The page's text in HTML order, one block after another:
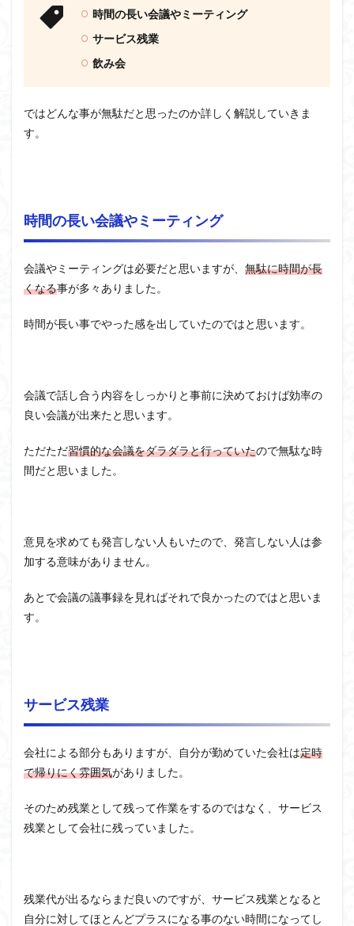
時間の長い会議やミーティング
サービス残業
飲み会
ではどんな事が無駄だと思ったのか詳しく解説していきま
す。
時間の長い会議やミーティング
会議やミーティングは必要だと思いますが、 無駄に時間が長
くなる事が多々ありました。
時間が長い事でやった感を出していたのではと思います。
会議で話し合う内容をしっかりと事前に決めておけば効率の
良い会議が出来たと思います。
ただただ習慣的な会議をダラダラと行っていたので無駄な時
間だと思いました。
意見を求めても発言しない人もいたので、発言しない人は参
加する意味がありません。
あとで会議の議事録を見ればそれで良かったのではと思いま
す。
サービス残業
会社による部分もありますが、自分が勤めていた会社は定時
で帰りにく雰囲気がありました。
そのため残業として残って作業をするのではなく、サービス
残業として会社に残っていました。
残業代が出るならまだ良いのですが、サービス残業となると
自分に対してほとんどプラスになる事のない時間になってし